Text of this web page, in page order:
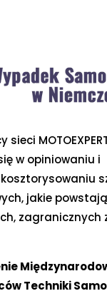
sieci
w opiniowaniu i
jakie
zagranicznych
Techniki